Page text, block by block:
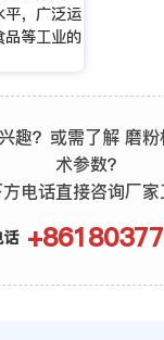
平，广泛运
品等工业的
趣？或需了解 磨
术参数？
电话直接咨询厂家